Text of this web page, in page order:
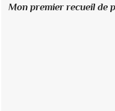
Mon premier recueil de